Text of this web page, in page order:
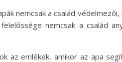
nemcsak a család
nemcsak a család
az emlékek, amikor az apa